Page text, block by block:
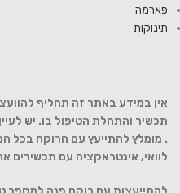
פארמה
תינוקות
אין במידע באתר זה תחליף
תכשיר והתחלת הטיפול בו. יש
. מומלץ להתייעץ עם הרוקח בכל
לוואי, אינטראקציה עם תכשירים